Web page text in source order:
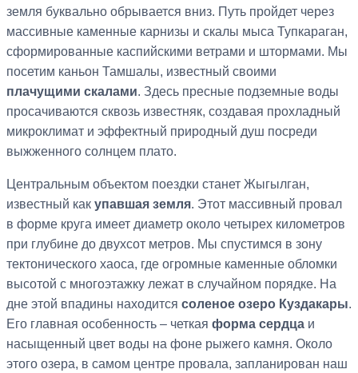
земля буквально обрывается вниз. Путь пройдет через
массивные каменные карнизы и скалы мыса Тупкараган,
сформированные каспийскими ветрами и штормами. Мы
посетим каньон Тамшалы, известный своими
плачущими скалами. Здесь пресные подземные воды
просачиваются сквозь известняк, создавая прохладный
микроклимат и эффектный природный душ посреди
выжженного солнцем плато.
Центральным объектом поездки станет Жыгылган,
известный как упавшая земля. Этот массивный провал
в форме круга имеет диаметр около четырех километров
при глубине до двухсот метров. Мы спустимся в зону
тектонического хаоса, где огромные каменные обломки
высотой с многоэтажку лежат в случайном порядке. На
дне этой впадины находится соленое озеро Куздакары.
Его главная особенность – четкая форма сердца и
насыщенный цвет воды на фоне рыжего камня. Около
этого озера, в самом центре провала, запланирован наш